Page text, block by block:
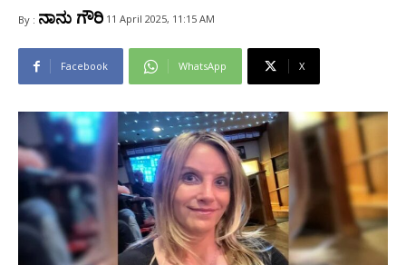
By : ನಾನು ಗೌರಿ 11 April 2025, 11:15 AM
Facebook WhatsApp X